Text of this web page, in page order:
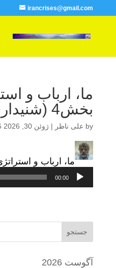
irancrises@gmail.com
ما، ارباب و
بخش4 (شنیداری)
by علی ناظر | ژوئن 30, 2026 5:16 ب.ظ
ما، ارباب و استراتژی –
پخش‌کننده
صوت
00:00
جستجو
آگوست 2026